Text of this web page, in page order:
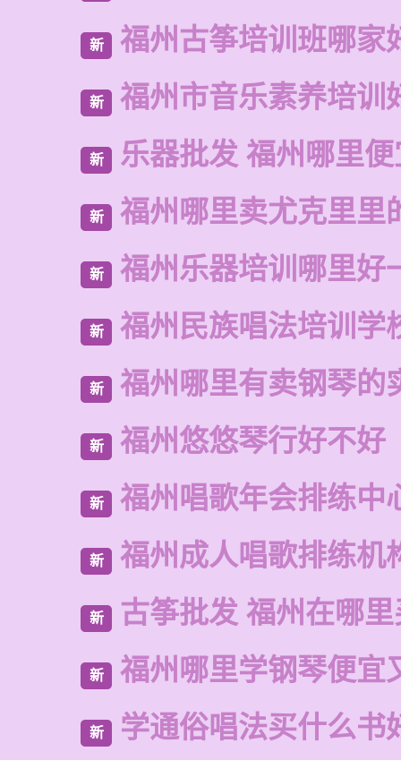
新 福州古筝培训班哪家
新 福州市音乐素养培训
新 乐器批发 福州哪里
新 福州哪里卖尤克里里
新 福州乐器培训哪里好
新 福州民族唱法培训学
新 福州哪里有卖钢琴的
新 福州悠悠琴行好不好
新 福州唱歌年会排练中
新 福州成人唱歌排练机
新 古筝批发 福州在哪
新 福州哪里学钢琴便宜
新 学通俗唱法买什么书